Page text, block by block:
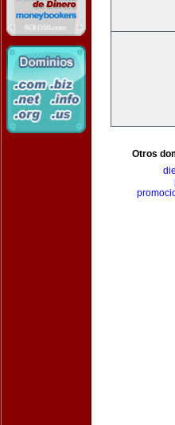
Otros